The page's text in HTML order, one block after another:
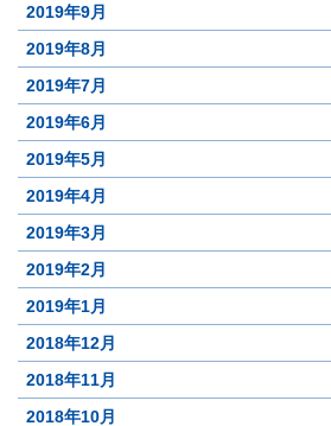
2019年9月
2019年8月
2019年7月
2019年6月
2019年5月
2019年4月
2019年3月
2019年2月
2019年1月
2018年12月
2018年11月
2018年10月